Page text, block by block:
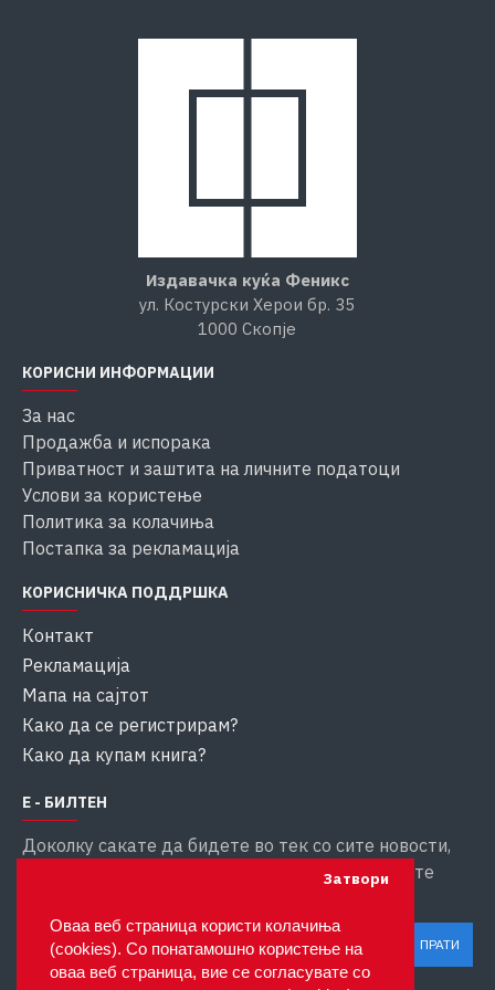
Оваа веб страница користи колачиња
(cookies). Со понатамошно користење на
оваа веб страница, вие се согласувате со
Затвори
Издавачка куќа Феникс
ул. Костурски Херои бр. 35
1000 Скопје
КОРИСНИ ИНФОРМАЦИИ
За нас
Продажба и испорака
Приватност и заштита на личните податоци
Услови за користење
Политика за колачиња
Постапка за рекламација
КОРИСНИЧКА ПОДДРШКА
Контакт
Рекламација
Мапа на сајтот
Како да се регистрирам?
Како да купам книга?
Е - БИЛТЕН
Доколку сакате да бидете во тек со сите новости,
внесете ја вашата емаил адреса за да добивате
ПРАТИ
Ги прочитав и се согласувам со